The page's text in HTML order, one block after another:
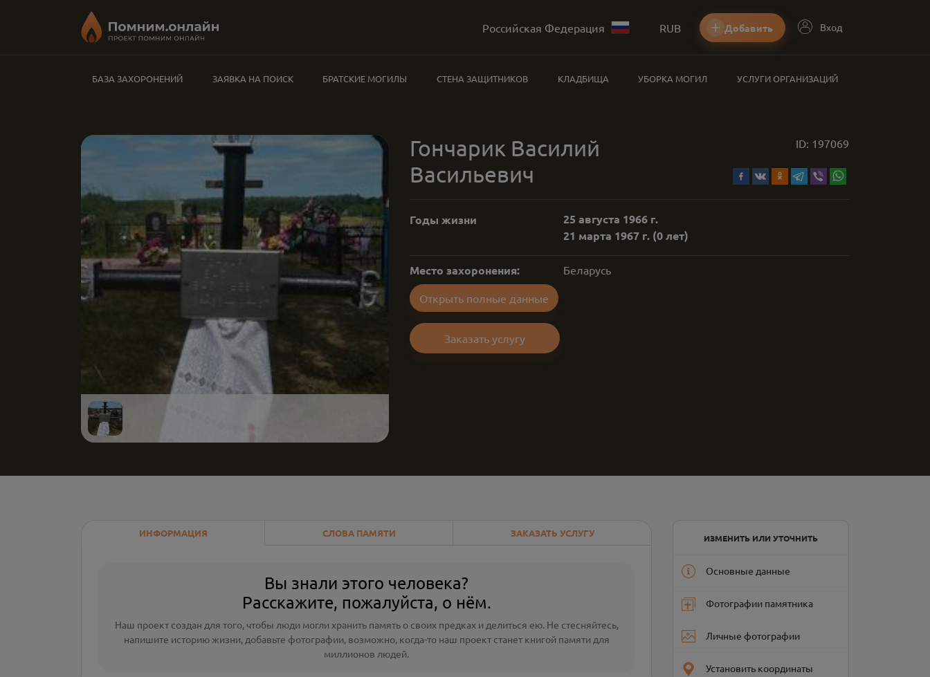
Российская Федерация RUB Добавить Вход
БАЗА ЗАХОРОНЕНИЙ ЗАЯВКА НА ПОИСК БРАТСКИЕ МОГИЛЫ СТЕНА ЗАЩИТНИКОВ КЛАДБИЩА УБОРКА МОГИЛ УСЛУГИ ОРГАНИЗАЦИЙ
Гончарик Василий
Васильевич
ID: 197069
Годы жизни
25 августа 1966 г.
21 марта 1967 г. (0 лет)
Место захоронения: Беларусь
Открыть полные данные
Заказать услугу
ИНФОРМАЦИЯ СЛОВА ПАМЯТИ ЗАКАЗАТЬ УСЛУГУ
Вы знали этого человека?
Расскажите, пожалуйста, о нём.
Наш проект создан для того, чтобы люди могли хранить память о своих предках и делиться ею. Не стесняйтесь,
напишите историю жизни, добавьте фотографии, возможно, когда-то наш проект станет книгой памяти для
миллионов людей.
ИЗМЕНИТЬ ИЛИ УТОЧНИТЬ
Основные данные
Фотографии памятника
Личные фотографии
Установить координаты